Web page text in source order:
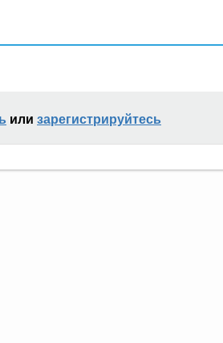
или зарегистрируйтесь